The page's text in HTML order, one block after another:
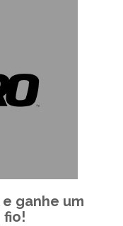
e ganhe um
fio!